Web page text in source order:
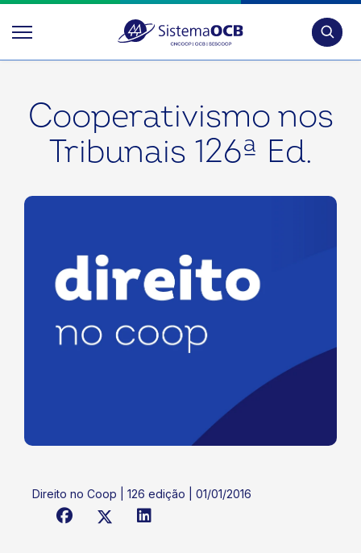
Cooperativismo nos
Tribunais 126ª Ed.
Direito no Coop | 126 edição | 01/01/2016